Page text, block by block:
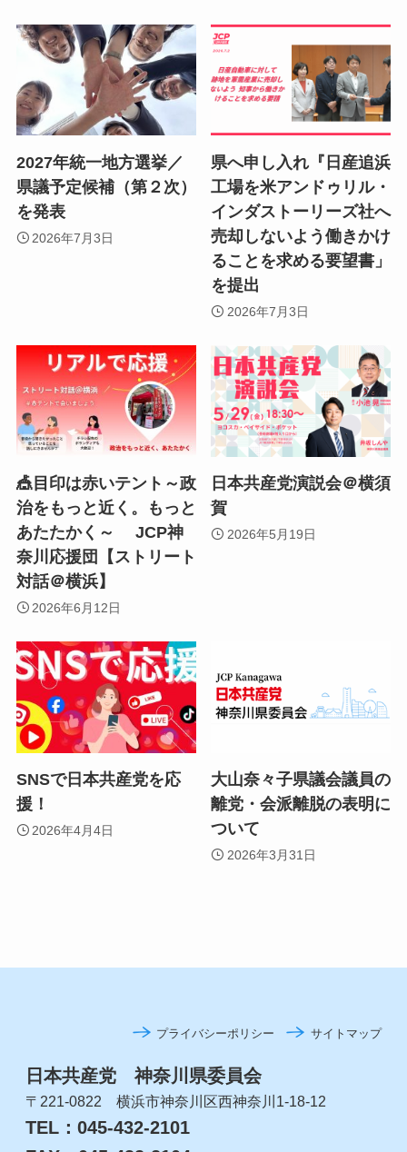
2027年統一地方選挙／
県議予定候補（第２次）
を発表
2026年7月3日
県へ申し入れ『日産追浜
工場を米アンドゥリル・
インダストーリーズ社へ
売却しないよう働きかけ
ることを求める要望書」
を提出
2026年7月3日
🎪目印は赤いテント～政
治をもっと近く。もっと
あたたかく～ JCP神
奈川応援団【ストリート
対話＠横浜】
2026年6月12日
日本共産党演説会＠横須
賀
2026年5月19日
SNSで日本共産党を応
援！
2026年4月4日
大山奈々子県議会議員の
離党・会派離脱の表明に
ついて
2026年3月31日
プライバシーポリシー サイトマップ
日本共産党 神奈川県委員会
〒221-0822 横浜市神奈川区西神奈川1-18-12
TEL：045-432-2101